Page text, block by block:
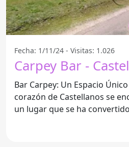
Fecha: 1/11/24 - Visitas: 1.026
Carpey Bar -
Bar Carpey: Un Espacio Único en
corazón de Castellanos se
un lugar que se ha